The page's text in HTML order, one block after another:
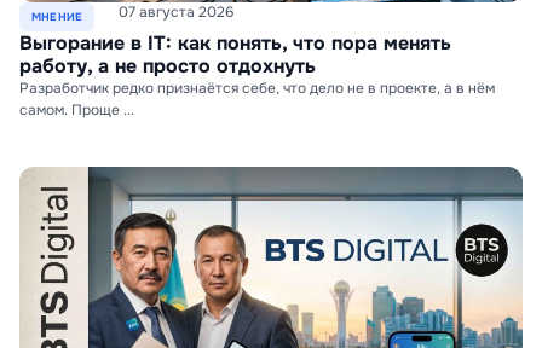
МНЕНИЕ 07 августа 2026
Выгорание в IT: как понять, что пора менять
работу, а не просто отдохнуть
Разработчик редко признаётся себе, что дело не в проекте, а в нём
самом. Проще ...